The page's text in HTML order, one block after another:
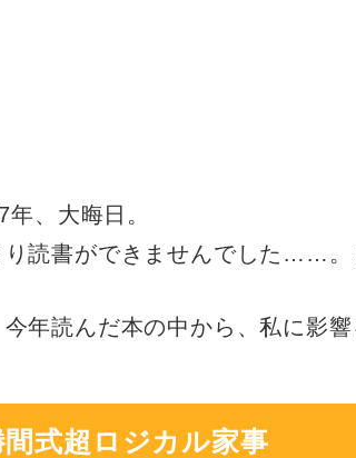
、大晦日。
読書ができませんでした……。
年読んだ本の中から、私に影
式超ロジカル家事